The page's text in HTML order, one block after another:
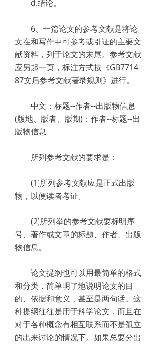
d.结论。
6、一篇论文的参考文献是将论
文在和写作中可参考或引证的主要文
献资料，列于论文的末尾。参考文献
应另起一页，标注方式按《GB7714-
87文后参考文献著录规则》进行。
中文：标题--作者--出版物信息
(版地、版者、版期)：作者--标题--出
版物信息
所列参考文献的要求是：
(1)所列参考文献应是正式出版
物，以便读者考证。
(2)所列举的参考文献要标明序
号、著作或文章的标题、作者、出版
物信息。
论文提纲也可以用最简单的格式
和分类，简单明了地说明论文的目
的、依据和意义，甚至是两句话。这
种提纲往往是用于科学论文，而且在
对于各种概念有相互联系而不是孤立
的出来讨论的情况下。如果总要分出